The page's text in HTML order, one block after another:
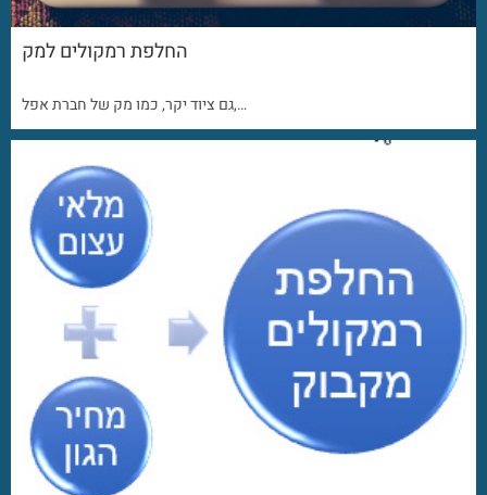
החלפת רמקולים למק
גם ציוד יקר, כמו מק של חברת אפל,…